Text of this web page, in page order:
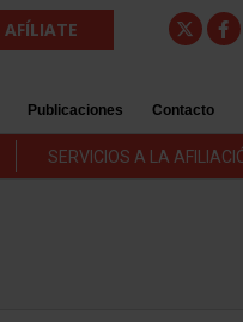
AFÍLIATE
Publicaciones Contacto
SERVICIOS A LA